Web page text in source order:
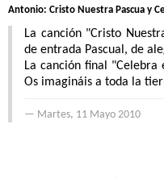
Antonio: Cristo Nuestra Pascua y
La canción "Cristo
de entrada Pascual, de
La canción final "Celebra
Os imagináis a toda la
Martes, 11 Mayo 2010